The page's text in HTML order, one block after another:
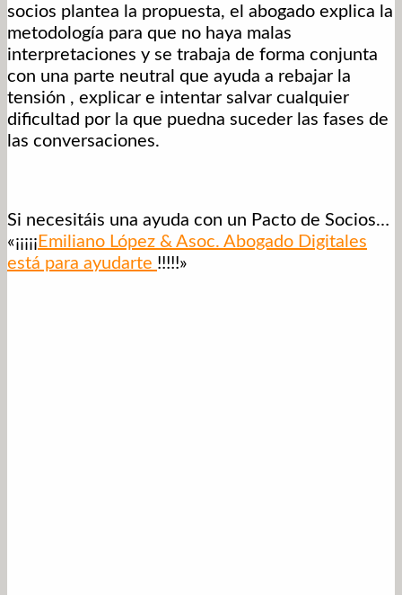
socios plantea la propuesta, el abogado explica la
metodología para que no haya malas
interpretaciones y se trabaja de forma conjunta
con una parte neutral que ayuda a rebajar la
tensión , explicar e intentar salvar cualquier
dificultad por la que puedna suceder las fases de
las conversaciones.
Si necesitáis una ayuda con un Pacto de Socios…
«¡¡¡¡¡ Emiliano López & Asoc. Abogado Digitales
está para ayudarte !!!!!»